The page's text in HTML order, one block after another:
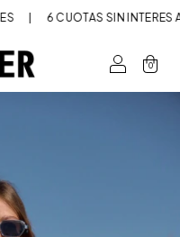
6 CUOTAS SIN INTERÉS
0